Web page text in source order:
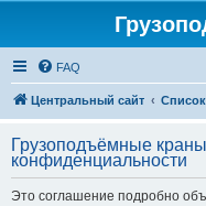
FAQ
Центральный сайт
Грузоподъёмные
конфиденциальности
Это соглашение подробно